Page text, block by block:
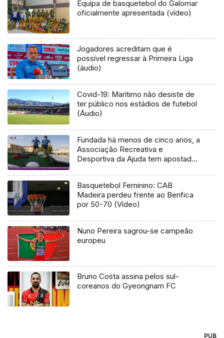
Equipa de basquetebol do Galomar
oficialmente apresentada (vídeo)
Jogadores acreditam que é
possível regressar à Primeira Liga
(áudio)
Covid-19: Marítimo não desiste de
ter público nos estádios de futebol
(Áudio)
Fundada há menos de cinco anos, a
Associação Recreativa e
Desportiva da Ajuda tem apostado
diferentes
Basquetebol Feminino: CAB
Madeira perdeu frente ao Benfica
por 50-70 (Vídeo)
Nuno Pereira sagrou-se campeão
europeu
Bruno Costa assina pelos sul-
coreanos do Gyeongnam FC
PUB